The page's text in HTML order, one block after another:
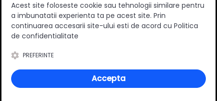
Review-uri
Deții sau ai utilizat produsul?
Spune-ți părerea acordând o nota produsului
Acest site foloseste cookie sau tehnologii similare pentru
a imbunatatii experienta ta pe acest site. Prin
continuarea accesarii site-ului esti de acord cu Politica
de confidentialitate
PREFERINTE
Accepta